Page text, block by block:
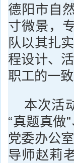
德阳市自
寸微景，
队以其扎
程设计、
职工的一致
本次活
“真题真做
党委办公
导师赵莉